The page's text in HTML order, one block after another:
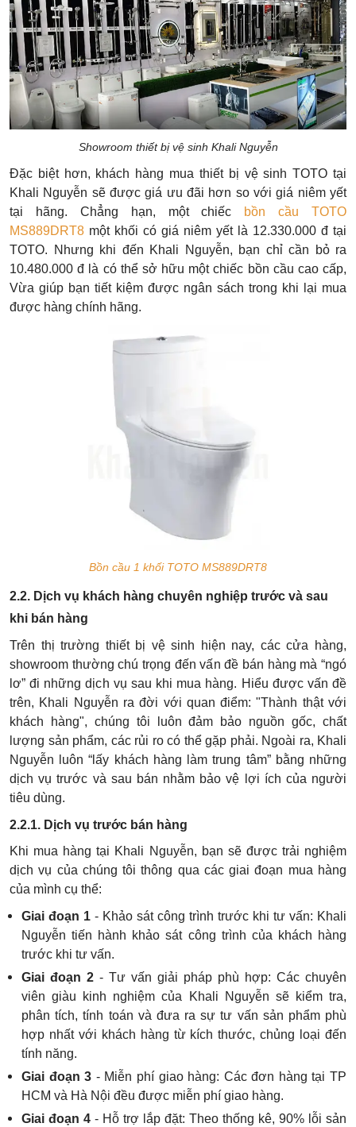
Showroom thiết bị vệ sinh Khali Nguyễn
Đặc biệt hơn, khách hàng mua thiết bị vệ sinh TOTO tại
Khali Nguyễn sẽ được giá ưu đãi hơn so với giá niêm yết
tại hãng. Chẳng hạn, một chiếc
bồn cầu TOTO
MS889DRT8 một khối có giá niêm yết là 12.330.000 đ tại
TOTO. Nhưng khi đến Khali Nguyễn, bạn chỉ cần bỏ ra
10.480.000 đ là có thể sở hữu một chiếc bồn cầu cao cấp,
Vừa giúp bạn tiết kiệm được ngân sách trong khi lại mua
được hàng chính hãng.
Bồn cầu 1 khối TOTO MS889DRT8
2.2. Dịch vụ khách hàng chuyên nghiệp trước và sau
khi bán hàng
Trên thị trường thiết bị vệ sinh hiện nay, các cửa hàng,
showroom thường chú trọng đến vấn đề bán hàng mà “ngó
lơ” đi những dịch vụ sau khi mua hàng. Hiểu được vấn đề
trên, Khali Nguyễn ra đời với quan điểm: "Thành thật với
khách hàng", chúng tôi luôn đảm bảo nguồn gốc, chất
lượng sản phẩm, các rủi ro có thể gặp phải. Ngoài ra, Khali
Nguyễn luôn “lấy khách hàng làm trung tâm” bằng những
dịch vụ trước và sau bán nhằm bảo vệ lợi ích của người
tiêu dùng.
2.2.1. Dịch vụ trước bán hàng
Khi mua hàng tại Khali Nguyễn, bạn sẽ được trải nghiệm
dịch vụ của chúng tôi thông qua các giai đoạn mua hàng
của mình cụ thể:
Giai đoạn 1 - Khảo sát công trình trước khi tư vấn: Khali
Nguyễn tiến hành khảo sát công trình của khách hàng
trước khi tư vấn.
Giai đoạn 2 - Tư vấn giải pháp phù hợp: Các chuyên
viên giàu kinh nghiệm của Khali Nguyễn sẽ kiểm tra,
phân tích, tính toán và đưa ra sự tư vấn sản phẩm phù
hợp nhất với khách hàng từ kích thước, chủng loại đến
tính năng.
Giai đoạn 3 - Miễn phí giao hàng: Các đơn hàng tại TP
HCM và Hà Nội đều được miễn phí giao hàng.
Giai đoạn 4 - Hỗ trợ lắp đặt: Theo thống kê, 90% lỗi sản